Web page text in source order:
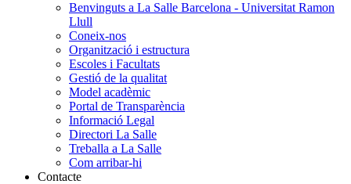
Benvinguts a La Salle Barcelona - Universitat Ramon
Llull
Coneix-nos
Organització i estructura
Escoles i Facultats
Gestió de la qualitat
Model acadèmic
Portal de Transparència
Informació Legal
Directori La Salle
Treballa a La Salle
Com arribar-hi
Contacte